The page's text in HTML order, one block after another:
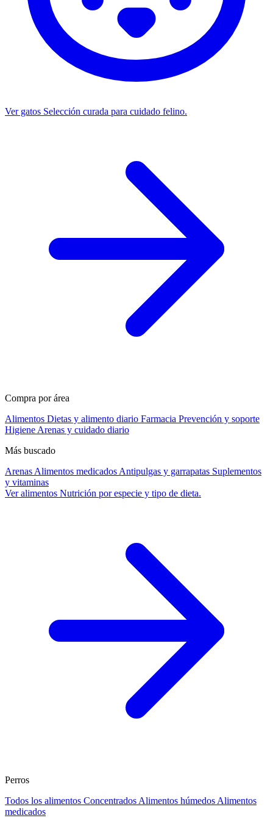
Ver gatos Selección curada para cuidado felino.
Compra por área
Alimentos Dietas y alimento diario Farmacia Prevención y soporte
Higiene Arenas y cuidado diario
Más buscado
Arenas Alimentos medicados Antipulgas y garrapatas Suplementos
y vitaminas
Ver alimentos Nutrición por especie y tipo de dieta.
Perros
Todos los alimentos Concentrados Alimentos húmedos Alimentos
medicados